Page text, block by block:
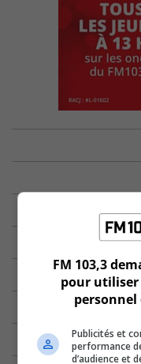
FM 103,3
pour utiliser
personnel
Publicités et
performance
d’audience et